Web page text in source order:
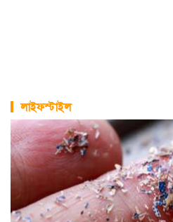
লাইফস্টাইল